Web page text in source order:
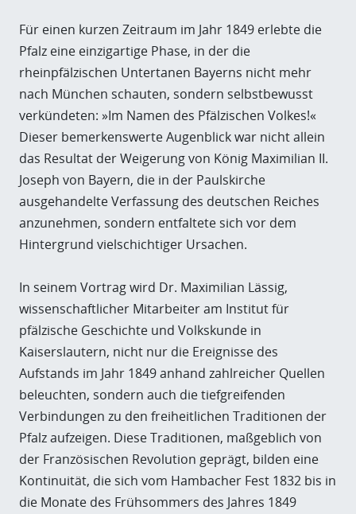
Für einen kurzen Zeitraum im Jahr 1849 erlebte die
Pfalz eine einzigartige Phase, in der die
rheinpfälzischen Untertanen Bayerns nicht mehr
nach München schauten, sondern selbstbewusst
verkündeten: »Im Namen des Pfälzischen Volkes!«
Dieser bemerkenswerte Augenblick war nicht allein
das Resultat der Weigerung von König Maximilian II.
Joseph von Bayern, die in der Paulskirche
ausgehandelte Verfassung des deutschen Reiches
anzunehmen, sondern entfaltete sich vor dem
Hintergrund vielschichtiger Ursachen.
In seinem Vortrag wird Dr. Maximilian Lässig,
wissenschaftlicher Mitarbeiter am Institut für
pfälzische Geschichte und Volkskunde in
Kaiserslautern, nicht nur die Ereignisse des
Aufstands im Jahr 1849 anhand zahlreicher Quellen
beleuchten, sondern auch die tiefgreifenden
Verbindungen zu den freiheitlichen Traditionen der
Pfalz aufzeigen. Diese Traditionen, maßgeblich von
der Französischen Revolution geprägt, bilden eine
Kontinuität, die sich vom Hambacher Fest 1832 bis in
die Monate des Frühsommers des Jahres 1849